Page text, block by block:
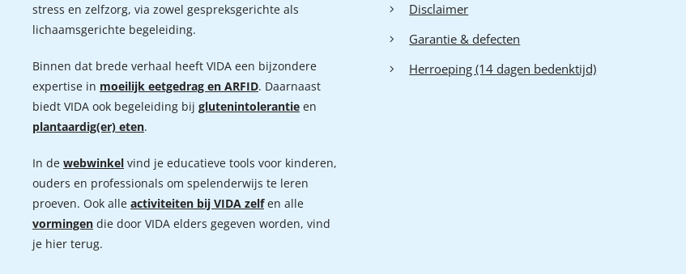
stress en zelfzorg, via zowel gespreksgerichte als
lichaamsgerichte begeleiding.
Binnen dat brede verhaal heeft VIDA een bijzondere
expertise in moeilijk eetgedrag en ARFID. Daarnaast
biedt VIDA ook begeleiding bij glutenintolerantie en
plantaardig(er) eten.
In de webwinkel vind je educatieve tools voor kinderen,
ouders en professionals om spelenderwijs te leren
proeven. Ook alle activiteiten bij VIDA zelf en alle
vormingen die door VIDA elders gegeven worden, vind
je hier terug.
Disclaimer
Garantie & defecten
Herroeping (14 dagen bedenktijd)